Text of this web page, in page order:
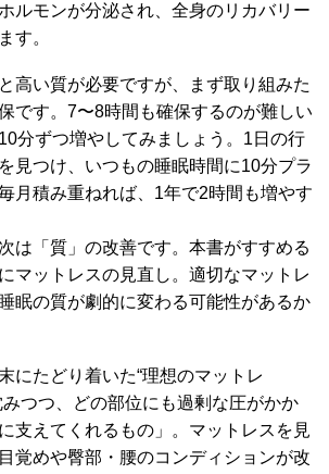
ルモンが分泌され、全身のリカバリー
す。
高い質が必要ですが、まず取り組みた
です。7〜8時間も確保するのが難しい
分ずつ増やしてみましょう。1日の行
見つけ、いつもの睡眠時間に10分プラ
月積み重ねれば、1年で2時間も増やす
は「質」の改善です。本書がすすめる
マットレスの見直し。適切なマットレ
眠の質が劇的に変わる可能性があるか
にたどり着いた“理想のマットレ
みつつ、どの部位にも過剰な圧がかか
支えてくれるもの」。マットレスを見
覚めや臀部・腰のコンディションが改